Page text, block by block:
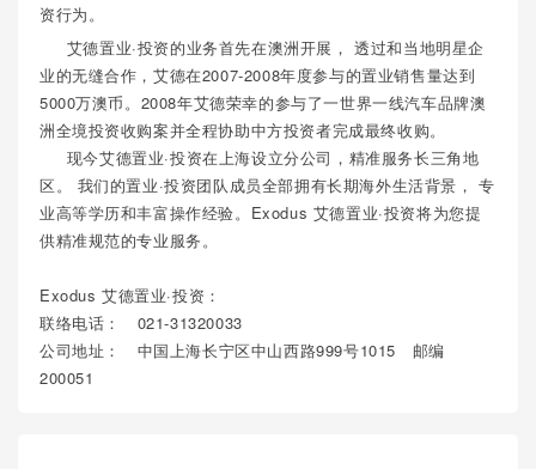
资行为。
艾德置业·投资的业务首先在澳洲开展， 透过和当地明星企
业的无缝合作，艾德在2007-2008年度参与的置业销售量达到
5000万澳币。2008年艾德荣幸的参与了一世界一线汽车品牌澳
洲全境投资收购案并全程协助中方投资者完成最终收购。
现今艾德置业·投资在上海设立分公司，精准服务长三角地
区。 我们的置业·投资团队成员全部拥有长期海外生活背景， 专
业高等学历和丰富操作经验。Exodus 艾德置业·投资将为您提
供精准规范的专业服务。
Exodus 艾德置业·投资：
联络电话： 021-31320033
公司地址： 中国上海长宁区中山西路999号1015 邮编
200051